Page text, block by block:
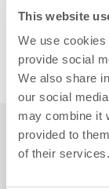
This website
We use
provide social
We also share
our social
may combine it
provided to
of their services.